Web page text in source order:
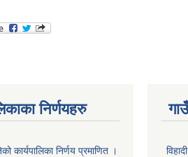
निर्णयहरु
निर्णय प्रमाणित ।